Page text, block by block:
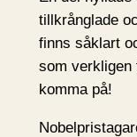
tillkrånglade
finns såklart
som verkligen
komma på!